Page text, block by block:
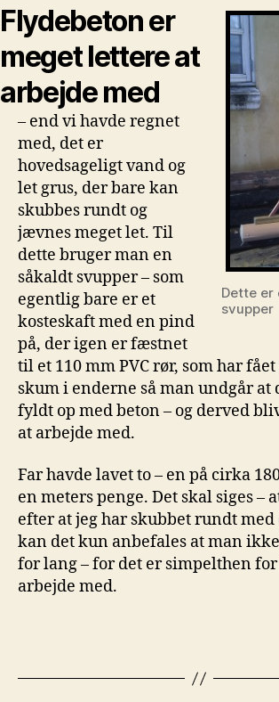
Dette er
svupper
Flydebeton er
meget lettere at
arbejde med
– end vi havde regnet
med, det er
hovedsageligt vand og
let grus, der bare kan
skubbes rundt og
jævnes meget let. Til
dette bruger man en
såkaldt svupper – som
egentlig bare er et
kosteskaft med en pind
på, der igen er fæstnet
til et 110 mm PVC rør, som har fået
skum i enderne så man undgår at
fyldt op med beton – og derved
at arbejde med.
Far havde lavet to – en på cirka
en meters penge. Det skal siges –
efter at jeg har skubbet rundt med
kan det kun anbefales at man
for lang – for det er simpelthen
arbejde med.